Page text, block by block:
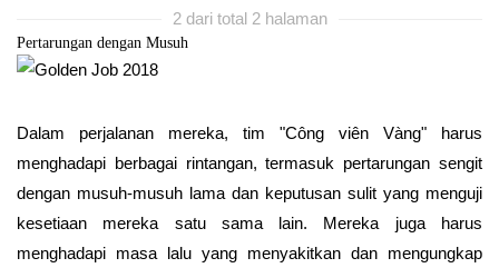
2 dari total 2 halaman
Pertarungan dengan Musuh
Dalam perjalanan mereka, tim "Công viên Vàng" harus
menghadapi berbagai rintangan, termasuk pertarungan sengit
dengan musuh-musuh lama dan keputusan sulit yang menguji
kesetiaan mereka satu sama lain. Mereka juga harus
menghadapi masa lalu yang menyakitkan dan mengungkap